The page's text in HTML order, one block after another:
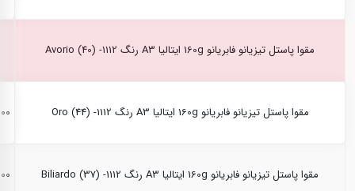
مقوا پاستل تیزیانو فابریانو 160g ایتالیا A3 رنگ Avorio (40) -1112
مقوا پاستل تیزیانو فابریانو 160g ایتالیا A3 رنگ Oro (44) -1112
مقوا پاستل تیزیانو فابریانو 160g ایتالیا A3 رنگ Biliardo (37) -1112